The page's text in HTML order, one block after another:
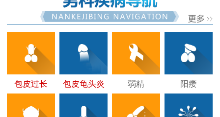
包皮过长 包皮龟头炎 弱精 阳痿